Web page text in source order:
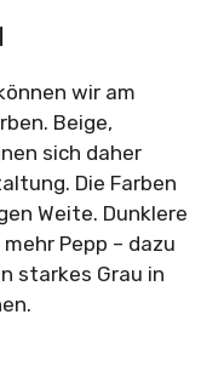
wir am
Beige,
sich daher
Die Farben
Weite. Dunklere
Pepp – dazu
starkes Grau in